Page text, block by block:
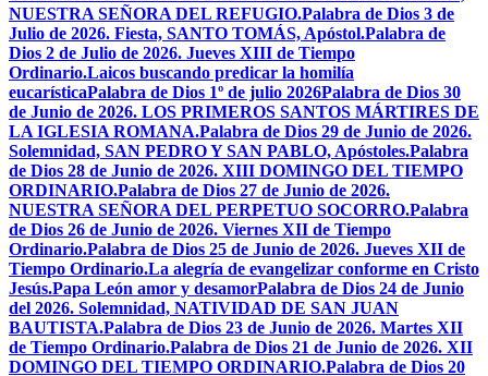
NUESTRA SEÑORA DEL REFUGIO.Palabra de Dios 3 de
Julio de 2026. Fiesta, SANTO TOMÁS, Apóstol.Palabra de
Dios 2 de Julio de 2026. Jueves XIII de Tiempo
Ordinario.Laicos buscando predicar la homilía
eucarísticaPalabra de Dios 1º de julio 2026Palabra de Dios 30
de Junio de 2026. LOS PRIMEROS SANTOS MÁRTIRES DE
LA IGLESIA ROMANA.Palabra de Dios 29 de Junio de 2026.
Solemnidad, SAN PEDRO Y SAN PABLO, Apóstoles.Palabra
de Dios 28 de Junio de 2026. XIII DOMINGO DEL TIEMPO
ORDINARIO.Palabra de Dios 27 de Junio de 2026.
NUESTRA SEÑORA DEL PERPETUO SOCORRO.Palabra
de Dios 26 de Junio de 2026. Viernes XII de Tiempo
Ordinario.Palabra de Dios 25 de Junio de 2026. Jueves XII de
Tiempo Ordinario.La alegría de evangelizar conforme en Cristo
Jesús.Papa León amor y desamorPalabra de Dios 24 de Junio
del 2026. Solemnidad, NATIVIDAD DE SAN JUAN
BAUTISTA.Palabra de Dios 23 de Junio de 2026. Martes XII
de Tiempo Ordinario.Palabra de Dios 21 de Junio de 2026. XII
DOMINGO DEL TIEMPO ORDINARIO.Palabra de Dios 20